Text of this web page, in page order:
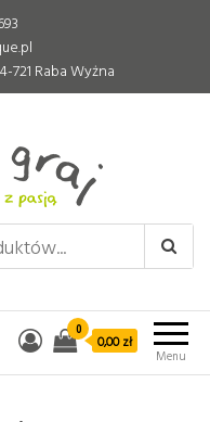
721 Raba Wyżna
edukacyjne tworzone z
pasją
Menu
0
0,00 zł